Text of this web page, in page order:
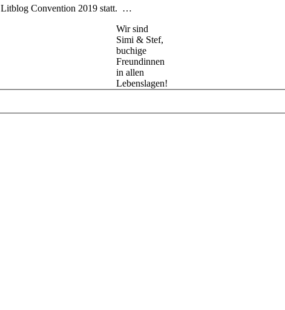
Convention 2019 statt. …
Wir sind
Simi & Stef,
buchige
Freundinnen
in allen
Lebenslagen!